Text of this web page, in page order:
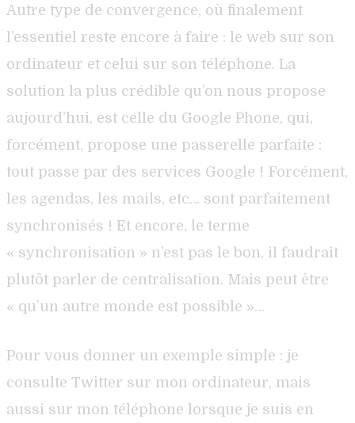
Autre type de convergence, où finalement
l’essentiel reste encore à faire : le web sur son
ordinateur et celui sur son téléphone. La
solution la plus crédible qu’on nous propose
aujourd’hui, est celle du Google Phone, qui,
forcément, propose une passerelle parfaite :
tout passe par des services Google ! Forcément,
les agendas, les mails, etc… sont parfaitement
synchronisés ! Et encore, le terme
« synchronisation » n’est pas le bon, il faudrait
plutôt parler de centralisation. Mais peut être
« qu’un autre monde est possible »…
Pour vous donner un exemple simple : je
consulte Twitter sur mon ordinateur, mais
aussi sur mon téléphone lorsque je suis en